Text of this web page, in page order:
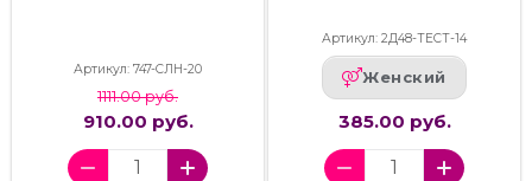
Артикул: 747-СЛН-20
1111.00 руб.
910.00 руб.
Артикул: 2Д48-ТЕСТ-14
Женский
385.00 руб.